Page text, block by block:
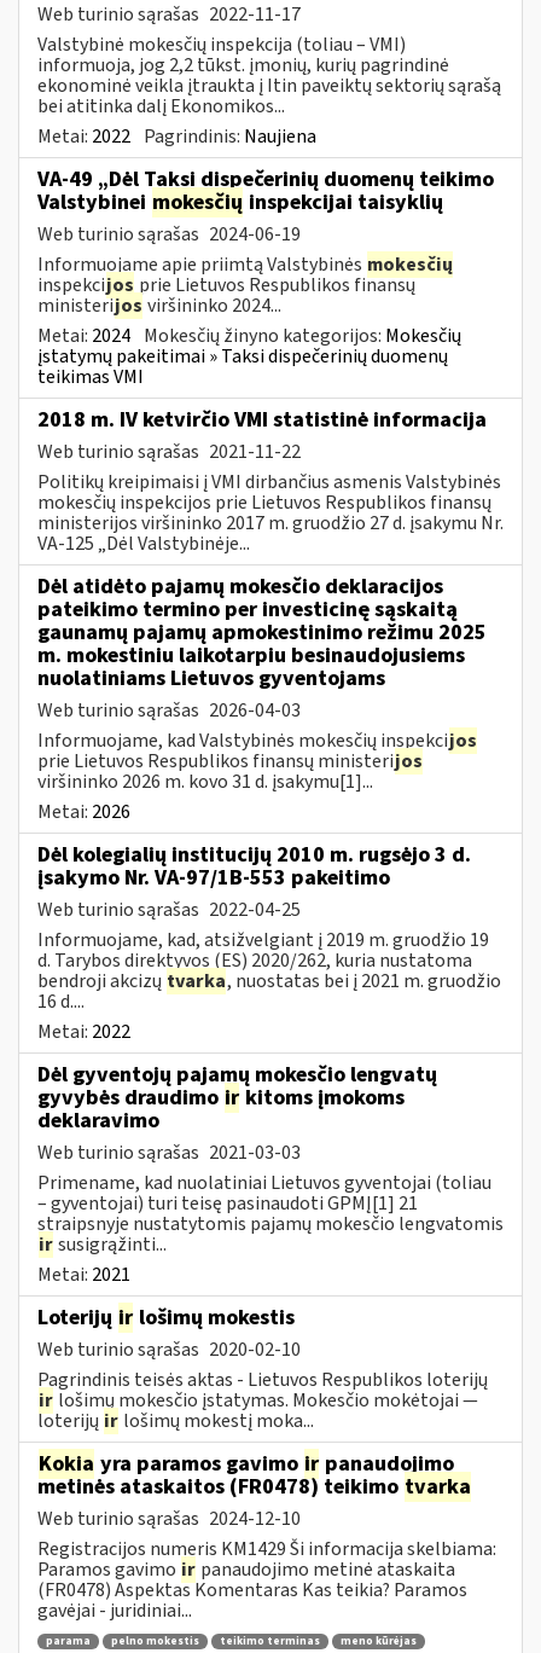
Web turinio sąrašas 2022-11-17
Valstybinė mokesčių inspekcija (toliau – VMI)
informuoja, jog 2,2 tūkst. įmonių, kurių pagrindinė
ekonominė veikla įtraukta į Itin paveiktų sektorių sąrašą
bei atitinka dalį Ekonomikos...
Metai: 2022 Pagrindinis: Naujiena
VA-49 „Dėl Taksi dispečerinių duomenų teikimo
Valstybinei mokesčių inspekcijai taisyklių
Web turinio sąrašas 2024-06-19
Informuojame apie priimtą Valstybinės mokesčių
inspekcijos prie Lietuvos Respublikos finansų
ministerijos viršininko 2024...
Metai: 2024 Mokesčių žinyno kategorijos: Mokesčių
įstatymų pakeitimai » Taksi dispečerinių duomenų
teikimas VMI
2018 m. IV ketvirčio VMI statistinė informacija
Web turinio sąrašas 2021-11-22
Politikų kreipimaisi į VMI dirbančius asmenis Valstybinės
mokesčių inspekcijos prie Lietuvos Respublikos finansų
ministerijos viršininko 2017 m. gruodžio 27 d. įsakymu Nr.
VA-125 „Dėl Valstybinėje...
Dėl atidėto pajamų mokesčio deklaracijos
pateikimo termino per investicinę sąskaitą
gaunamų pajamų apmokestinimo režimu 2025
m. mokestiniu laikotarpiu besinaudojusiems
nuolatiniams Lietuvos gyventojams
Web turinio sąrašas 2026-04-03
Informuojame, kad Valstybinės mokesčių inspekcijos
prie Lietuvos Respublikos finansų ministerijos
viršininko 2026 m. kovo 31 d. įsakymu[1]...
Metai: 2026
Dėl kolegialių institucijų 2010 m. rugsėjo 3 d.
įsakymo Nr. VA-97/1B-553 pakeitimo
Web turinio sąrašas 2022-04-25
Informuojame, kad, atsižvelgiant į 2019 m. gruodžio 19
d. Tarybos direktyvos (ES) 2020/262, kuria nustatoma
bendroji akcizų tvarka, nuostatas bei į 2021 m. gruodžio
16 d....
Metai: 2022
Dėl gyventojų pajamų mokesčio lengvatų
gyvybės draudimo ir kitoms įmokoms
deklaravimo
Web turinio sąrašas 2021-03-03
Primename, kad nuolatiniai Lietuvos gyventojai (toliau
– gyventojai) turi teisę pasinaudoti GPMĮ[1] 21
straipsnyje nustatytomis pajamų mokesčio lengvatomis
irsusigrąžinti...
Metai: 2021
Loterijų ir lošimų mokestis
Web turinio sąrašas 2020-02-10
Pagrindinis teisės aktas - Lietuvos Respublikos loterijų
ir lošimų mokesčio įstatymas. Mokesčio mokėtojai —
loterijų ir lošimų mokestį moka...
Kokia yra paramos gavimo ir panaudojimo
metinės ataskaitos (FR0478) teikimo tvarka
Web turinio sąrašas 2024-12-10
Registracijos numeris KM1429 Ši informacija skelbiama:
Paramos gavimo ir panaudojimo metinė ataskaita
(FR0478) Aspektas Komentaras Kas teikia? Paramos
gavėjai - juridiniai...
parama pelno mokestis teikimo terminas
meno kūrėjas